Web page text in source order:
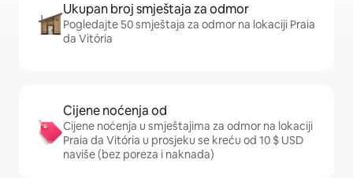
Ukupan broj smještaja za odmor
Pogledajte 50 smještaja za odmor na lokaciji Praia
da Vitória
Cijene noćenja od
Cijene noćenja u smještajima za odmor na lokaciji
Praia da Vitória u prosjeku se kreću od 10 $ USD
naviše (bez poreza i naknada)